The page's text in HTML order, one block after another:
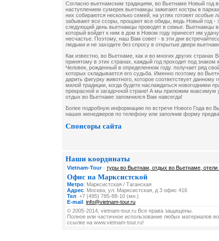
Согласно вьетнамским традициям, во Вьетнаме Новый год
наступлением сумерек вьетнамцы зажигают костры в
них собираются несколько семей, на углях готовят особые
забывают все ссоры, прощают все обиды, ведь Новый год -
следующий день вьетнамцы проводят в семье. Вьетнамцы
который войдет к ним в дом в Новом году принесет им
несчастье. Поэтому, наш Вам совет - в эти дни
людьми и не заходите без спросу в открытые двери
Как известно, во Вьетнаме, как и во многих других странах
принятому в этих странах, каждый год проходит под знаком
Человек, рожденный в определенном году. получает ряд
которых складывается его судьба. Именно поэтому во
дарить фигурку животного, которое соответствует данному
милой традиции, когда будете наслаждаться новогодними
прекрасной и загадочной стране! А мы приложим максимум
отдых во Вьетнаме запомнился Вам навсегда!
Более подробную информацию по встрече Нового Года во
наших менеджеров по телефону или заполнив форму
Спонсоры сайта
Наши координаты
Vietnam-Tour- туры во Вьетнам, отдых во Вьетнаме,
Офис на Марксистской
Метро: Марксистская / Таганская
Адрес: Москва, ул. Марксистская, д 3 офис 416
Тел: +7 (495) 785-88-10 (мн.)
E-mail: info@vietnam-tour.ru
© 2005-2014, vietnam-tour.ru Все права защищены.
Полное или частичное использование любых материалов
ссылке на www.vietnam-tour.ru!